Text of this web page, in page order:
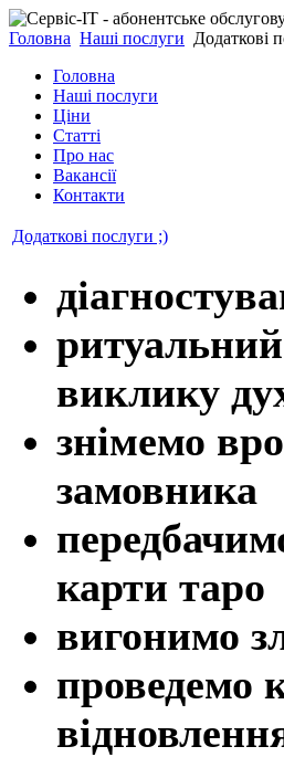
Головна Наші послуги Додаткові
Головна
Наші послуги
Ціни
Статті
Про нас
Вакансії
Контакти
Додаткові послуги ;)
виклику
знімемо
замовника
карти таро
вигонимо
проведемо